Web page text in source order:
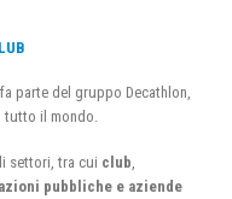
parte del gruppo Decathlon,
tutto il mondo.
settori, tra cui club
pubbliche e aziende